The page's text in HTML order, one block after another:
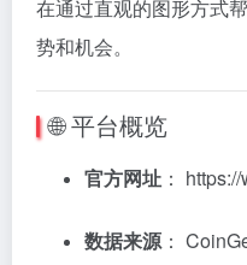
在通过直观的图形方式
势和机会。
🌐 平台概览
官方网址 ：
数据来源：